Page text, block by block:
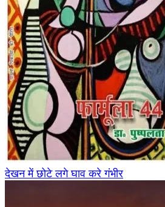
देखन में छोटे लगे घाव करे गंभीर